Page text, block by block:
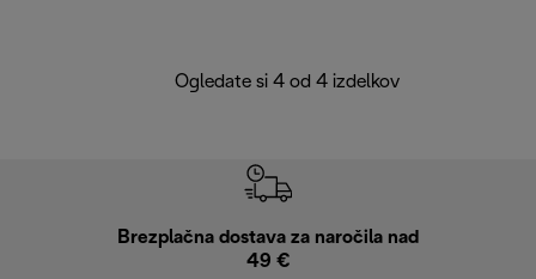
Ogledate si 4 od 4 izdelkov
Brezplačna dostava za naročila nad
49 €